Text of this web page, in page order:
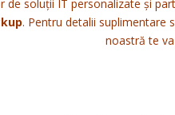
de soluții IT personalizate și
. Pentru detalii suplimentare
noastră te